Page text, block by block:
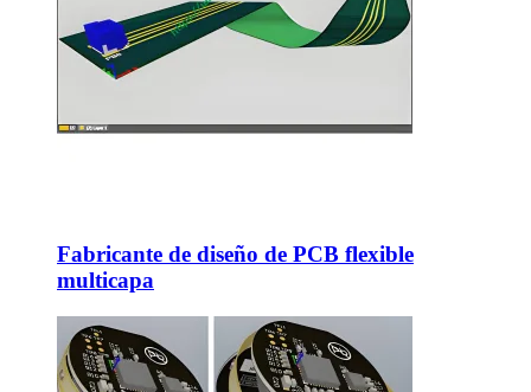
Fabricante de diseño de PCB flexible
multicapa